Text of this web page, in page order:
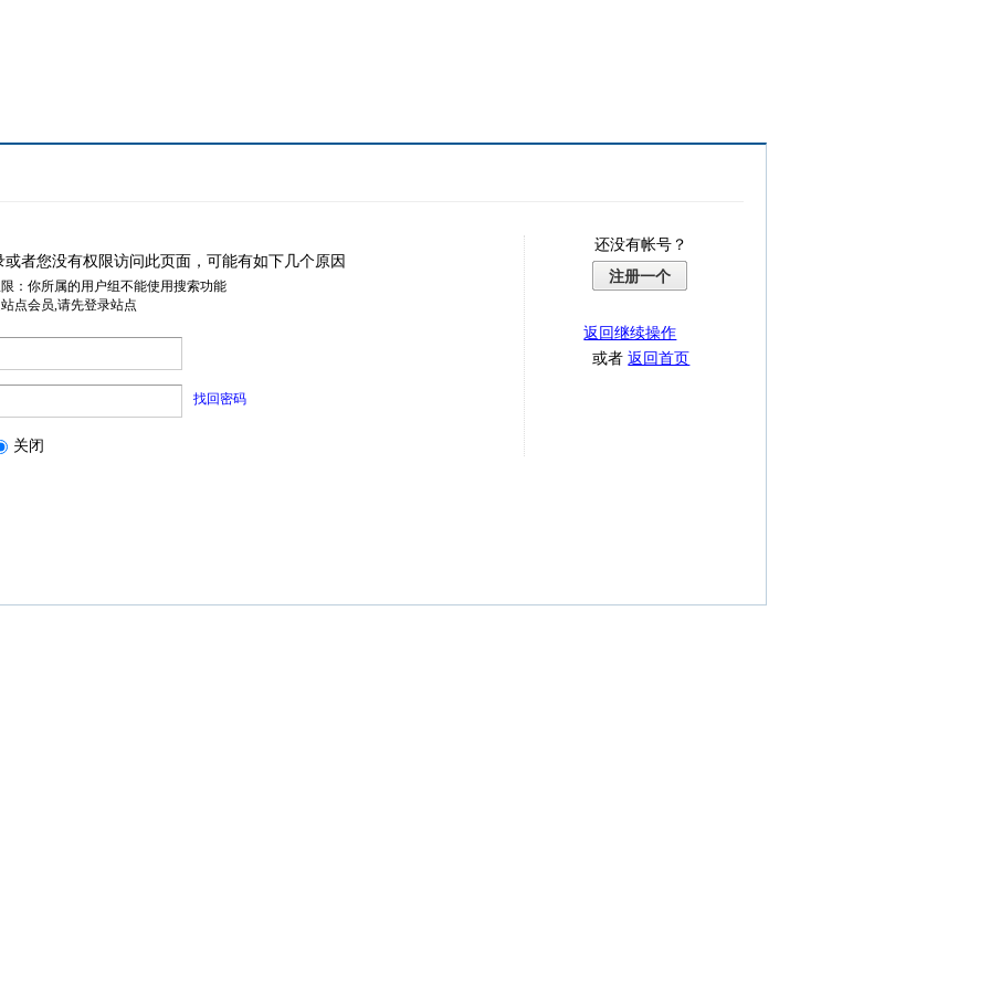
或者您没有权限访问此页面，可能有如下几个原因
：你所属的用户组不能使用搜索功能
点会员,请先登录站点
找回密码
关闭
还没有帐号？
注册一个
返回继续操作
或者返回首页